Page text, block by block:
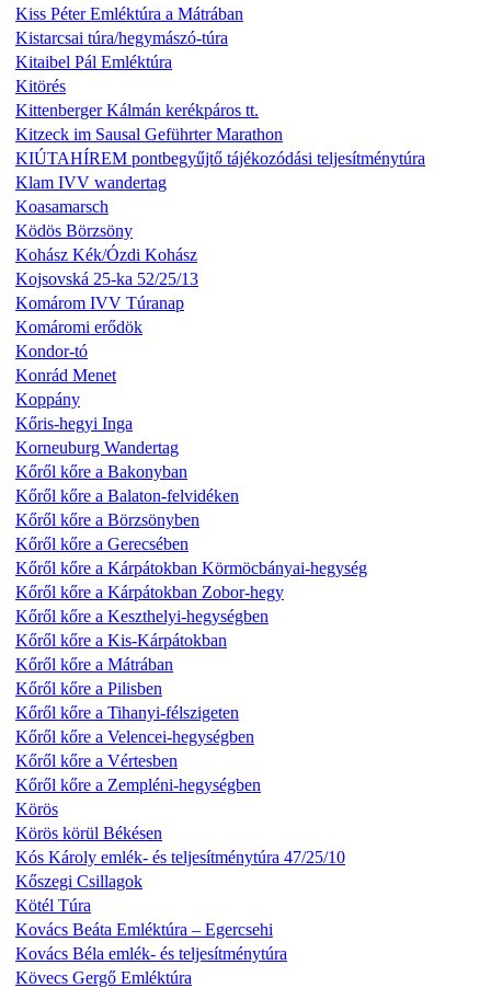
Kiss Péter Emléktúra a Mátrában
Kistarcsai túra/hegymászó-túra
Kitaibel Pál Emléktúra
Kitörés
Kittenberger Kálmán kerékpáros tt.
Kitzeck im Sausal Geführter Marathon
KIÚTAHÍREM pontbegyűjtő tájékozódási teljesítménytúra
Klam IVV wandertag
Koasamarsch
Ködös Börzsöny
Kohász Kék/Ózdi Kohász
Kojsovská 25-ka 52/25/13
Komárom IVV Túranap
Komáromi erődök
Kondor-tó
Konrád Menet
Koppány
Kőris-hegyi Inga
Korneuburg Wandertag
Kőről kőre a Bakonyban
Kőről kőre a Balaton-felvidéken
Kőről kőre a Börzsönyben
Kőről kőre a Gerecsében
Kőről kőre a Kárpátokban Körmöcbányai-hegység
Kőről kőre a Kárpátokban Zobor-hegy
Kőről kőre a Keszthelyi-hegységben
Kőről kőre a Kis-Kárpátokban
Kőről kőre a Mátrában
Kőről kőre a Pilisben
Kőről kőre a Tihanyi-félszigeten
Kőről kőre a Velencei-hegységben
Kőről kőre a Vértesben
Kőről kőre a Zempléni-hegységben
Körös
Körös körül Békésen
Kós Károly emlék- és teljesítménytúra 47/25/10
Kőszegi Csillagok
Kötél Túra
Kovács Beáta Emléktúra – Egercsehi
Kovács Béla emlék- és teljesítménytúra
Kövecs Gergő Emléktúra